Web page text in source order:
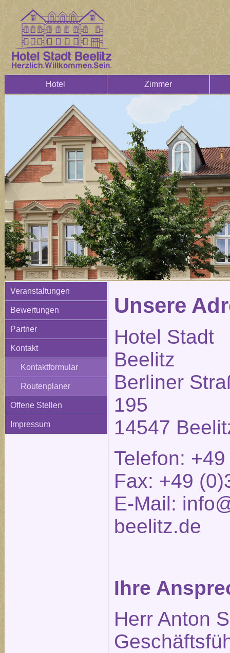
Hotel Zimmer
Veranstaltungen
Bewertungen
Partner
Kontakt
Kontaktformular
Routenplaner
Offene Stellen
Impressum
Unsere
Hotel Stadt
Beelitz
Berliner
195
14547
Telefon:
Fax: +49
E-Mail:
beelitz.de
Ihre
Herr Anton